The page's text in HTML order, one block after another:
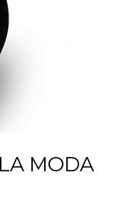
MODA